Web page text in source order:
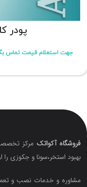
پودر
جهت استعلام قیمت تماس
فروشگاه آکواتک مرکز
بهبود استخر،سونا و جکوزی را
مشاوره و خدمات نصب و